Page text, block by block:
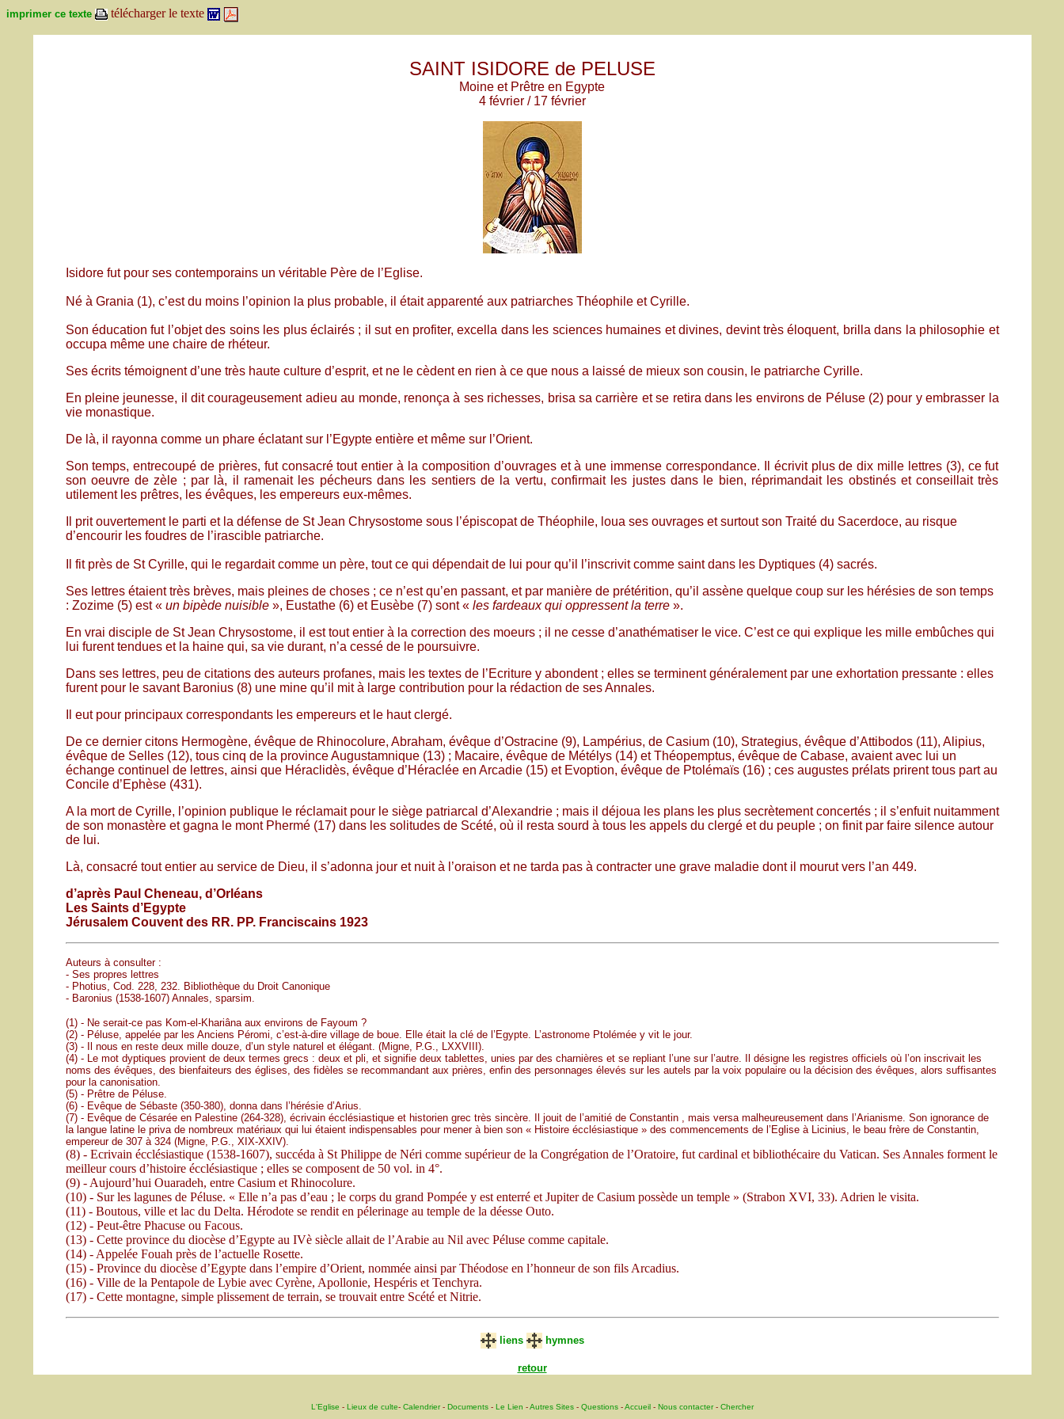
imprimer ce texte télécharger le texte
SAINT ISIDORE de PELUSE
Moine et Prêtre en Egypte
4 février / 17 février
Isidore fut pour ses contemporains un véritable Père de l’Eglise.
Né à Grania (1), c’est du moins l’opinion la plus probable, il était apparenté aux patriarches Théophile et Cyrille.
Son éducation fut l’objet des soins les plus éclairés ; il sut en profiter, excella dans les sciences humaines et divines, devint très éloquent, brilla dans la philosophie et
occupa même une chaire de rhéteur.
Ses écrits témoignent d’une très haute culture d’esprit, et ne le cèdent en rien à ce que nous a laissé de mieux son cousin, le patriarche Cyrille.
En pleine jeunesse, il dit courageusement adieu au monde, renonça à ses richesses, brisa sa carrière et se retira dans les environs de Péluse (2) pour y embrasser la
vie monastique.
De là, il rayonna comme un phare éclatant sur l’Egypte entière et même sur l’Orient.
Son temps, entrecoupé de prières, fut consacré tout entier à la composition d’ouvrages et à une immense correspondance. Il écrivit plus de dix mille lettres (3), ce fut
son oeuvre de zèle ; par là, il ramenait les pécheurs dans les sentiers de la vertu, confirmait les justes dans le bien, réprimandait les obstinés et conseillait très
utilement les prêtres, les évêques, les empereurs eux-mêmes.
Il prit ouvertement le parti et la défense de St Jean Chrysostome sous l’épiscopat de Théophile, loua ses ouvrages et surtout son Traité du Sacerdoce, au risque
d’encourir les foudres de l’irascible patriarche.
Il fit près de St Cyrille, qui le regardait comme un père, tout ce qui dépendait de lui pour qu’il l’inscrivit comme saint dans les Dyptiques (4) sacrés.
Ses lettres étaient très brèves, mais pleines de choses ; ce n’est qu’en passant, et par manière de prétérition, qu’il assène quelque coup sur les hérésies de son temps
: Zozime (5) est « un bipède nuisible », Eustathe (6) et Eusèbe (7) sont « les fardeaux qui oppressent la terre».
En vrai disciple de St Jean Chrysostome, il est tout entier à la correction des moeurs ; il ne cesse d’anathématiser le vice. C’est ce qui explique les mille embûches qui
lui furent tendues et la haine qui, sa vie durant, n’a cessé de le poursuivre.
Dans ses lettres, peu de citations des auteurs profanes, mais les textes de l’Ecriture y abondent ; elles se terminent généralement par une exhortation pressante : elles
furent pour le savant Baronius (8) une mine qu’il mit à large contribution pour la rédaction de ses Annales.
Il eut pour principaux correspondants les empereurs et le haut clergé.
De ce dernier citons Hermogène, évêque de Rhinocolure, Abraham, évêque d’Ostracine (9), Lampérius, de Casium (10), Strategius, évêque d’Attibodos (11), Alipius,
évêque de Selles (12), tous cinq de la province Augustamnique (13) ; Macaire, évêque de Métélys (14) et Théopemptus, évêque de Cabase, avaient avec lui un
échange continuel de lettres, ainsi que Héraclidès, évêque d’Héraclée en Arcadie (15) et Evoption, évêque de Ptolémaïs (16) ; ces augustes prélats prirent tous part au
Concile d’Ephèse (431).
A la mort de Cyrille, l’opinion publique le réclamait pour le siège patriarcal d’Alexandrie ; mais il déjoua les plans les plus secrètement concertés ; il s’enfuit nuitamment
de son monastère et gagna le mont Phermé (17) dans les solitudes de Scété, où il resta sourd à tous les appels du clergé et du peuple ; on finit par faire silence autour
de lui.
Là, consacré tout entier au service de Dieu, il s’adonna jour et nuit à l’oraison et ne tarda pas à contracter une grave maladie dont il mourut vers l’an 449.
d’après Paul Cheneau, d’Orléans
Les Saints d’Egypte
Jérusalem Couvent des RR. PP. Franciscains 1923
Auteurs à consulter :
- Ses propres lettres
- Photius, Cod. 228, 232. Bibliothèque du Droit Canonique
- Baronius (1538-1607) Annales, sparsim.
(1) - Ne serait-ce pas Kom-el-Khariâna aux environs de Fayoum ?
(2) - Péluse, appelée par les Anciens Péromi, c’est-à-dire village de boue. Elle était la clé de l’Egypte. L’astronome Ptolémée y vit le jour.
(3) - Il nous en reste deux mille douze, d’un style naturel et élégant. (Migne, P.G., LXXVIII).
(4) - Le mot dyptiques provient de deux termes grecs : deux et pli, et signifie deux tablettes, unies par des charnières et se repliant l’une sur l’autre. Il désigne les registres officiels où l’on inscrivait les
noms des évêques, des bienfaiteurs des églises, des fidèles se recommandant aux prières, enfin des personnages élevés sur les autels par la voix populaire ou la décision des évêques, alors suffisantes
pour la canonisation.
(5) - Prêtre de Péluse.
(6) - Evêque de Sébaste (350-380), donna dans l’hérésie d’Arius.
(7) - Evêque de Césarée en Palestine (264-328), écrivain écclésiastique et historien grec très sincère. Il jouit de l’amitié de Constantin , mais versa malheureusement dans l’Arianisme. Son ignorance de
la langue latine le priva de nombreux matériaux qui lui étaient indispensables pour mener à bien son « Histoire écclésiastique » des commencements de l’Eglise à Licinius, le beau frère de Constantin,
empereur de 307 à 324 (Migne, P.G., XIX-XXIV).
(8) - Ecrivain écclésiastique (1538-1607), succéda à St Philippe de Néri comme supérieur de la Congrégation de l’Oratoire, fut cardinal et bibliothécaire du Vatican. Ses Annales forment le
meilleur cours d’histoire écclésiastique ; elles se composent de 50 vol. in 4°.
(9) - Aujourd’hui Ouaradeh, entre Casium et Rhinocolure.
(10) - Sur les lagunes de Péluse. « Elle n’a pas d’eau ; le corps du grand Pompée y est enterré et Jupiter de Casium possède un temple » (Strabon XVI, 33). Adrien le visita.
(11) - Boutous, ville et lac du Delta. Hérodote se rendit en pélerinage au temple de la déesse Outo.
(12) - Peut-être Phacuse ou Facous.
(13) - Cette province du diocèse d’Egypte au IVè siècle allait de l’Arabie au Nil avec Péluse comme capitale.
(14) - Appelée Fouah près de l’actuelle Rosette.
(15) - Province du diocèse d’Egypte dans l’empire d’Orient, nommée ainsi par Théodose en l’honneur de son fils Arcadius.
(16) - Ville de la Pentapole de Lybie avec Cyrène, Apollonie, Hespéris et Tenchyra.
(17) - Cette montagne, simple plissement de terrain, se trouvait entre Scété et Nitrie.
liens hymnes
retour
L'Eglise - Lieux de culte- Calendrier- Documents-Le Lien -Autres Sites- Questions-Accueil-Nous contacter- Chercher